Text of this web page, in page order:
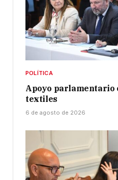
POLÍTICA
Apoyo parlamentario
textiles
6 de agosto de 2026